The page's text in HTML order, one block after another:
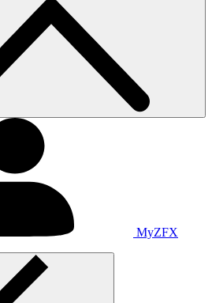
MyZFX